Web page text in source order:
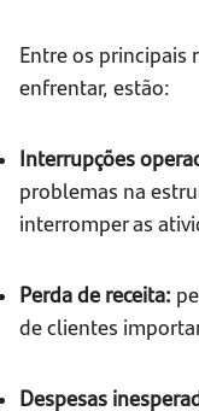
Entre os principais
enfrentar, estão:
Interrupções
problemas na
interromper as
Perda de receita:
de clientes
Despesas